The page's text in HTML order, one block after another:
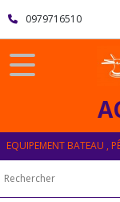
0979716510